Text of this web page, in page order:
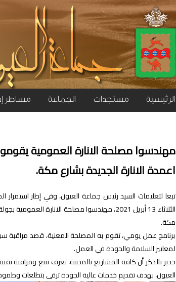
الرئيسية مستجدات الجماعة مساطر
مهندسوا مصلحة الانارة العمومية
اعمدة الانارة الجديدة بشارع مكة.
تبعا لتعليمات السيد رئيس جماعة العيون، وفي إطار استمرار
الثلاثاء 13 أبريل 2021، مهندسوا مصلحة الانارة
مكة.
برنامج عمل يومي، تقوم به المصلحة المعنية، قصد
لمعايير السلامة والجودة في العمل.
جدير بالذكر أن كافة المشاريع بالمدينة، تعرف تتبع
العيون، بهدف تقديم خدمات عالية الجودة ترقى بتطلعات